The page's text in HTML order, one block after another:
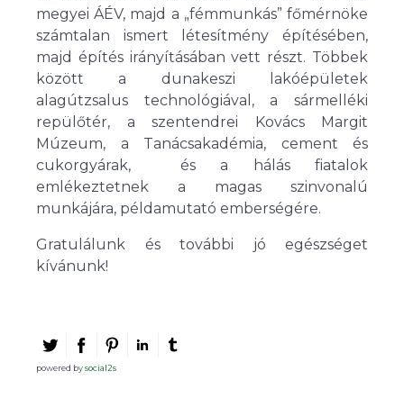
megyei ÁÉV, majd a „fémmunkás” főmérnöke
számtalan ismert létesítmény építésében,
majd építés irányításában vett részt. Többek
között a dunakeszi lakóépületek
alagútzsalus technológiával, a sármelléki
repülőtér, a szentendrei Kovács Margit
Múzeum, a Tanácsakadémia, cement és
cukorgyárak, és a hálás fiatalok
emlékeztetnek a magas szinvonalú
munkájára, példamutató emberségére.
Gratulálunk és további jó egészséget
kívánunk!
powered bysocial2s